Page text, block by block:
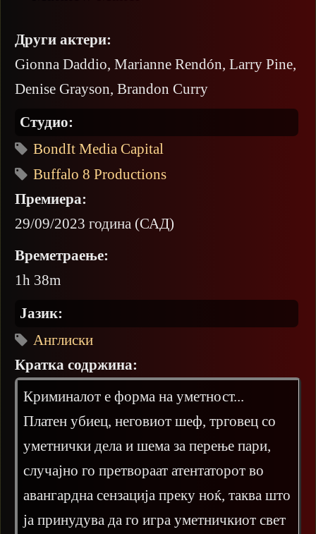
Други актери:
Gionna Daddio, Marianne Rendón, Larry Pine,
Denise Grayson, Brandon Curry
Студио:
BondIt Media Capital
Buffalo 8 Productions
Премиера:
29/09/2023 година (САД)
Времетраење:
1h 38m
Јазик:
Англиски
Кратка содржина:
Криминалот е форма на уметност...
Платен убиец, неговиот шеф, трговец со
уметнички дела и шема за перење пари,
случајно го претвораат атентаторот во
авангардна сензација преку ноќ, таква што
ја принудува да го игра уметничкиот свет